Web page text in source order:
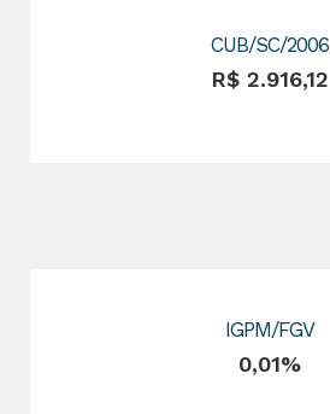
CUB/SC/2006
R$ 2.916,12
IGPM/FGV
0,01%